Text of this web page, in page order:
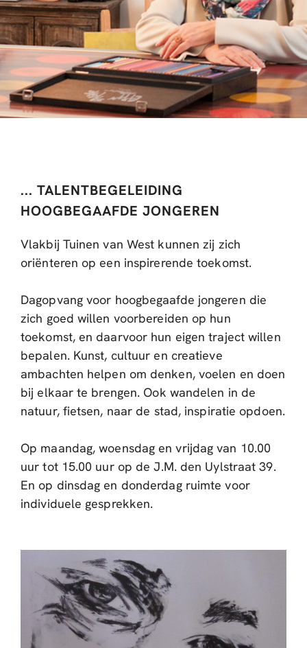
... TALENTBEGELEIDING
HOOGBEGAAFDE JONGEREN
Vlakbij Tuinen van West kunnen zij zich
oriënteren op een inspirerende toekomst.
Dagopvang voor hoogbegaafde jongeren die
zich goed willen voorbereiden op hun
toekomst, en daarvoor hun eigen traject willen
bepalen. Kunst, cultuur en creatieve
ambachten helpen om denken, voelen en doen
bij elkaar te brengen. Ook wandelen in de
natuur, fietsen, naar de stad, inspiratie opdoen.
Op maandag, woensdag en vrijdag van 10.00
uur tot 15.00 uur op de J.M. den Uylstraat 39.
En op dinsdag en donderdag ruimte voor
individuele gesprekken.